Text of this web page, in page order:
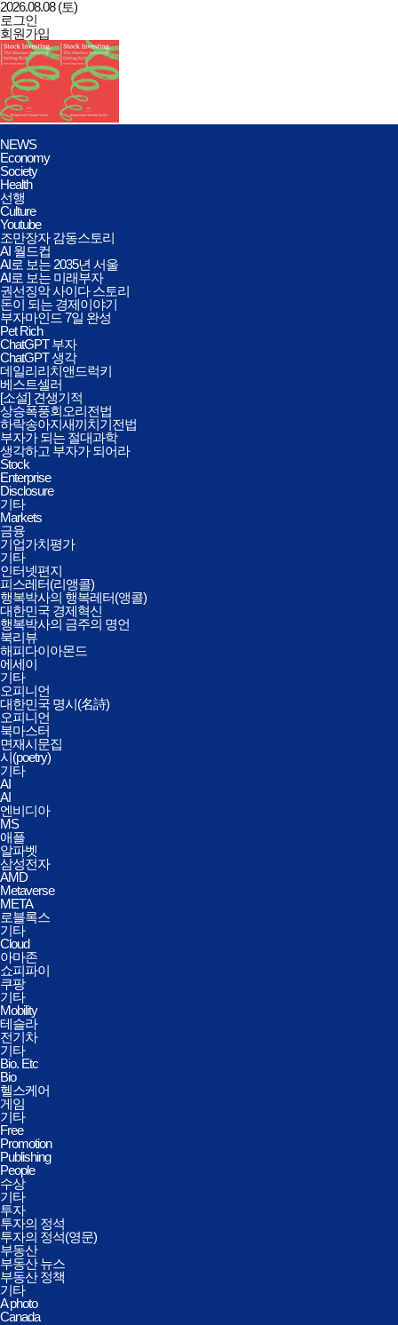
2026.08.08 (토)
로그인
회원가입
데일리리치앤드럭키
전체메뉴
열기/
닫기
NEWS
Economy
Society
Health
선행
Culture
Youtube
조만장자 감동스토리
AI 월드컵
AI로 보는 2035년 서울
AI로 보는 미래부자
권선징악 사이다 스토리
돈이 되는 경제이야기
부자마인드 7일 완성
Pet Rich
ChatGPT 부자
ChatGPT 생각
데일리리치앤드럭키
베스트셀러
[소설] 견생기적
상승폭풍회오리전법
하락송아지새끼치기전법
부자가 되는 절대과학
생각하고 부자가 되어라
Stock
Enterprise
Disclosure
기타
Markets
금융
기업가치평가
기타
인터넷편지
피스레터(리앵콜)
행복박사의 행복레터(앵콜)
대한민국 경제혁신
행복박사의 금주의 명언
북리뷰
해피다이아몬드
에세이
기타
오피니언
대한민국 명시(名詩)
오피니언
북마스터
면재시문집
시(poetry)
기타
AI
AI
엔비디아
MS
애플
알파벳
삼성전자
AMD
Metaverse
META
로블록스
기타
Cloud
아마존
쇼피파이
쿠팡
기타
Mobility
테슬라
전기차
기타
Bio. Etc
Bio
헬스케어
게임
기타
Free
Promotion
Publishing
People
수상
기타
투자
투자의 정석
투자의 정석(영문)
부동산
부동산 뉴스
부동산 정책
기타
A photo
Canada